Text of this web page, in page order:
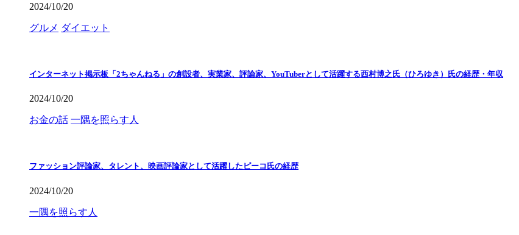
2024/10/20
グルメ ダイエット
インターネット掲示板「2ちゃんねる」の創設者、実業家、評論家、YouTuberとして活躍する西村博之氏（ひろゆき）氏の経歴・年収
2024/10/20
お金の話 一隅を照らす人
ファッション評論家、タレント、映画評論家として活躍したピーコ氏の経歴
2024/10/20
一隅を照らす人